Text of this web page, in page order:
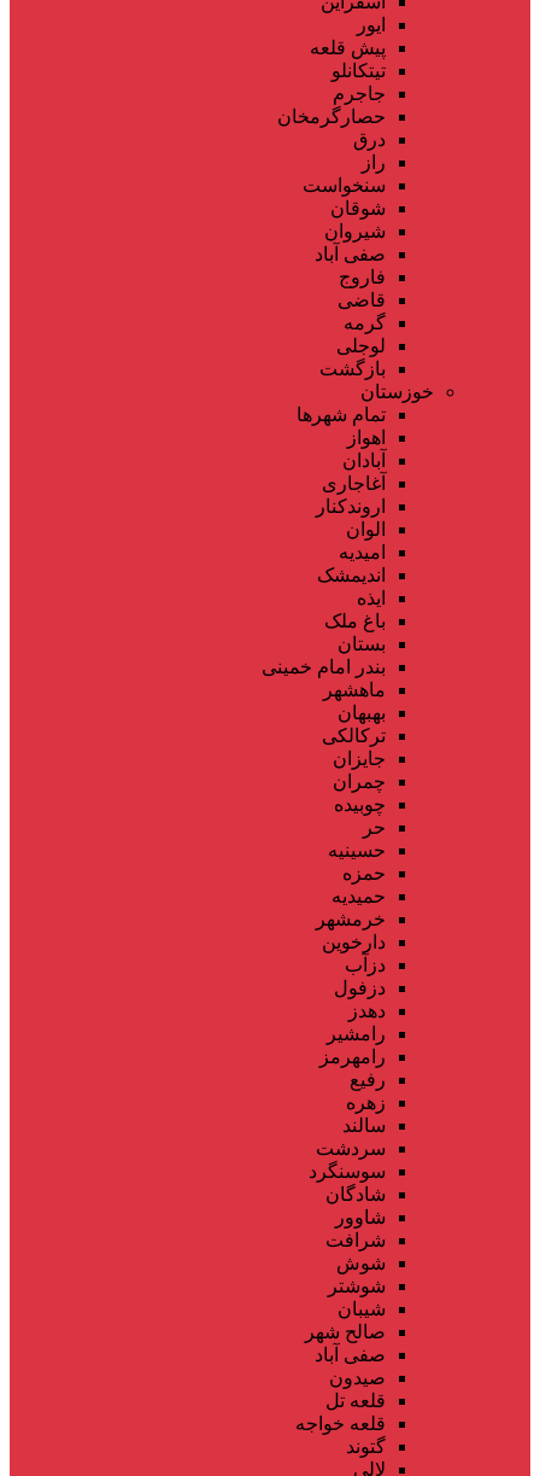
ایور
پیش قلعه
تیتکانلو
جاجرم
حصارگرمخان
درق
راز
سنخواست
شوقان
شیروان
صفی آباد
فاروج
قاضی
گرمه
لوجلی
بازگشت
خوزستان
تمام شهر‌ها
اهواز
آبادان
آغاجاری
اروندکنار
الوان
امیدیه
اندیمشک
ایذه
باغ ملک
بستان
بندر امام خمینی
ماهشهر
بهبهان
ترکالکی
جایزان
چمران
چوبیده
حر
حسینیه
حمزه
حمیدیه
خرمشهر
دارخوین
دزآب
دزفول
دهدز
رامشیر
رامهرمز
رفیع
زهره
سالند
سردشت
سوسنگرد
شادگان
شاوور
شرافت
شوش
شوشتر
شیبان
صالح شهر
صفی آباد
صیدون
قلعه تل
قلعه خواجه
گتوند
لالی